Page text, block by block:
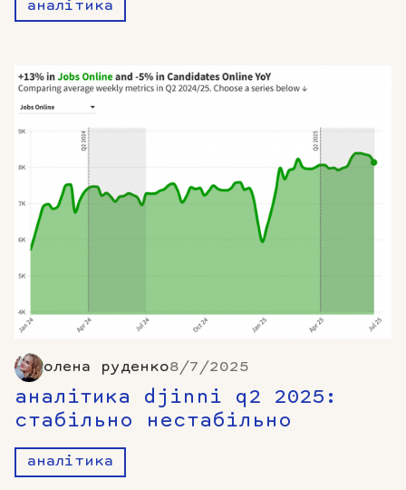
аналітика
олена руденко8/7/2025
аналітика djinni q2 2025:
стабільно нестабільно
аналітика